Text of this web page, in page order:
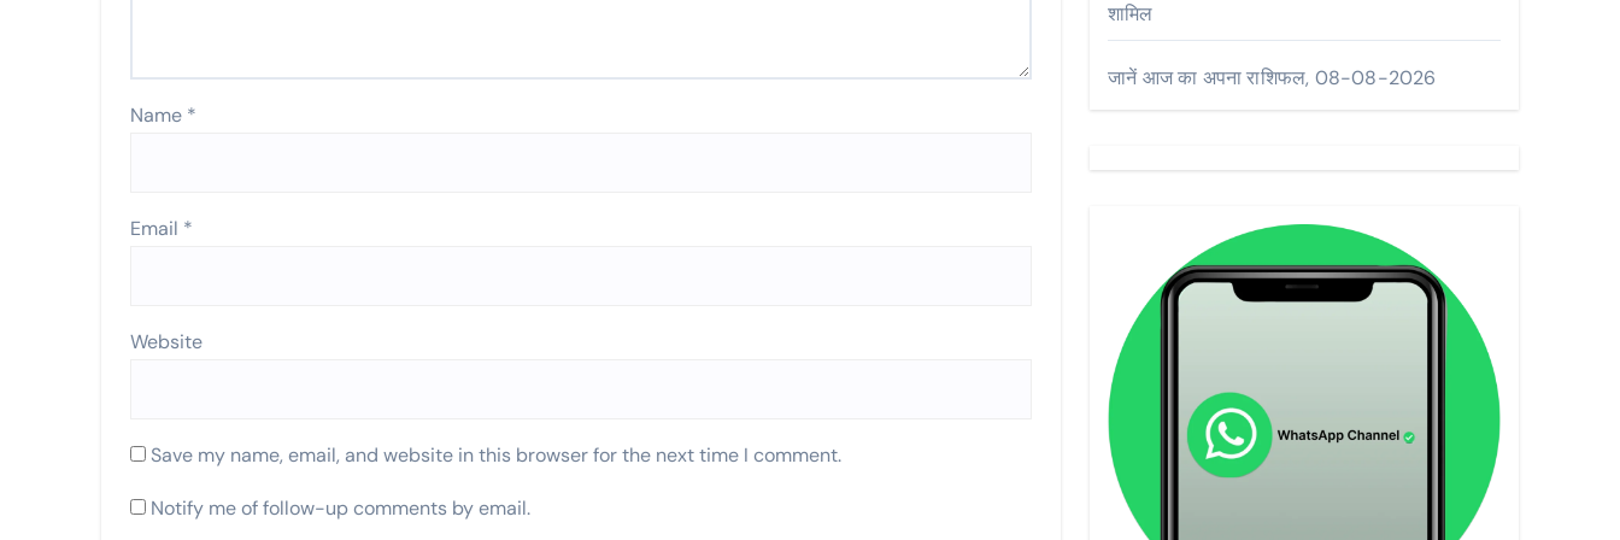
Name *
Email *
Website
Save my name, email, and website in this browser for the next time I comment.
Notify me of follow-up comments by email.
शामिल
जानें आज का अपना राशिफल, 08-08-2026